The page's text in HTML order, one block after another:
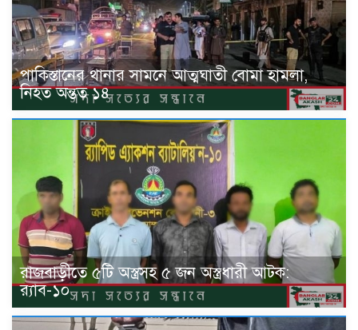
পাকিস্তানের থানার সামনে আত্মঘাতী বোমা হামলা,
নিহত অন্তত ১৪
রাজবাড়ীতে ৫টি অস্ত্রসহ ৫ জন অস্ত্রধারী আটক:
র‍্যাব-১০